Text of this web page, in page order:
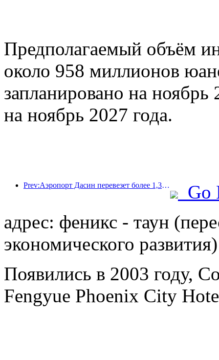
Предполагаемый объём
около 958 миллионов
запланировано на
на ноябрь 2027 года.
Prev:Аэропорт Дасин перевезет более 1,3 миллиона пассажиров в период празднования Дня независимости в 2025 году.
Go
адрес: феникс - таун
экономического развития)
Появились в 2003 году,
Fengyue Phoenix City